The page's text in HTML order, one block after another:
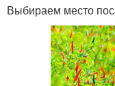
Выбираем место